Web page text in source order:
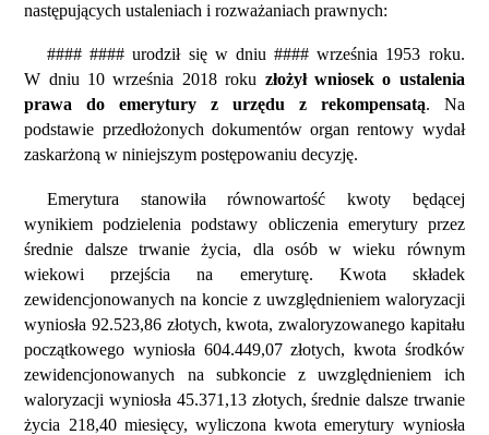
następujących ustaleniach i rozważaniach prawnych:
#### #### urodził się w dniu #### września 1953 roku.
W dniu 10 września 2018 roku złożył wniosek o ustalenia
prawa do emerytury z urzędu z rekompensatą. Na
podstawie przedłożonych dokumentów organ rentowy wydał
zaskarżoną w niniejszym postępowaniu decyzję.
Emerytura stanowiła równowartość kwoty będącej
wynikiem podzielenia podstawy obliczenia emerytury przez
średnie dalsze trwanie życia, dla osób w wieku równym
wiekowi przejścia na emeryturę. Kwota składek
zewidencjonowanych na koncie z uwzględnieniem waloryzacji
wyniosła 92.523,86 złotych, kwota, zwaloryzowanego kapitału
początkowego wyniosła 604.449,07 złotych, kwota środków
zewidencjonowanych na subkoncie z uwzględnieniem ich
waloryzacji wyniosła 45.371,13 złotych, średnie dalsze trwanie
życia 218,40 miesięcy, wyliczona kwota emerytury wyniosła